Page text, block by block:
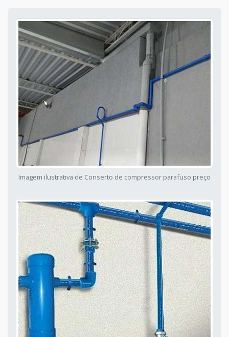
Imagem ilustrativa de Conserto de compressor parafuso preço